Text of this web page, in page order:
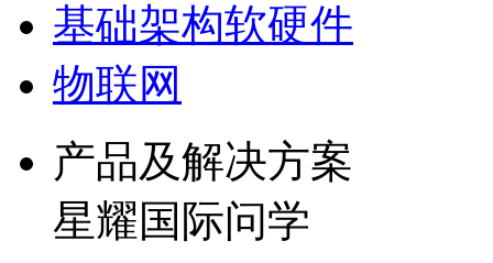
基础架构软硬件
物联网
产品及解决方案
星耀国际问学